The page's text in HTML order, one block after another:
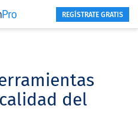
REGÍSTRATE GRATIS
del